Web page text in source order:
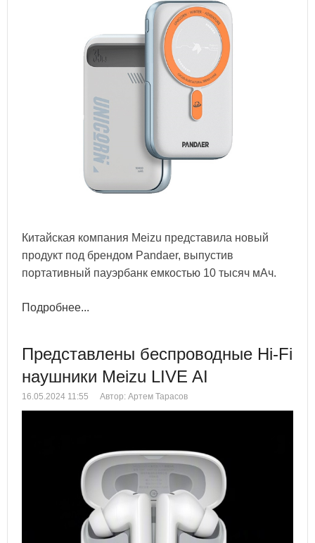
Китайская компания Meizu представила новый
продукт под брендом Pandaer, выпустив
портативный пауэрбанк емкостью 10 тысяч мАч.
Подробнее...
Представлены беспроводные Hi-Fi
наушники Meizu LIVE AI
16.05.2024 11:55 Автор: Артем Тарасов